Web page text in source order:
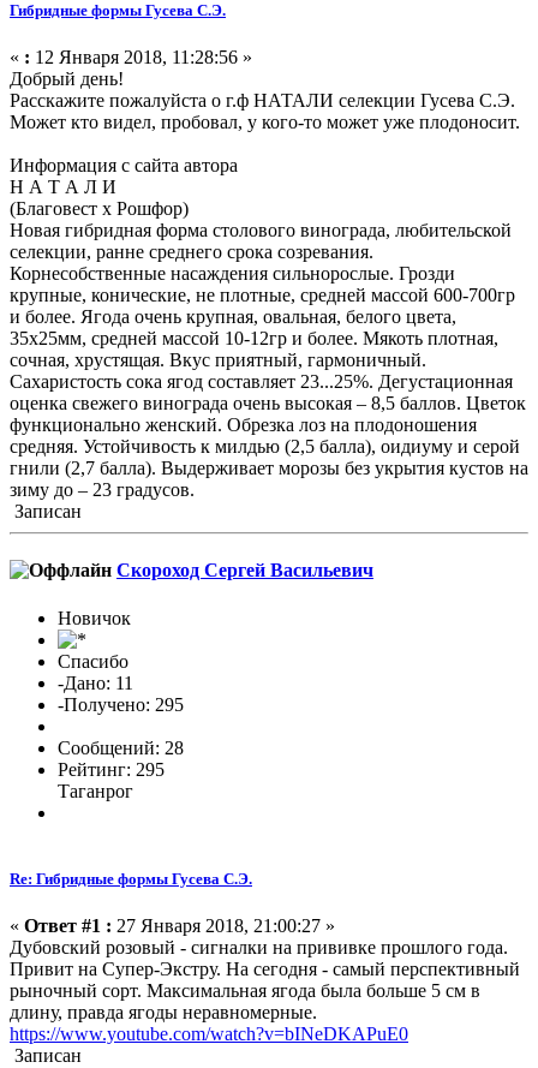
Гибридные формы Гусева С.Э.
« : 12 Января 2018, 11:28:56 »
Добрый день!
Расскажите пожалуйста о г.ф НАТАЛИ селекции Гусева С.Э.
Может кто видел, пробовал, у кого-то может уже плодоносит.
Информация с сайта автора
Н А Т А Л И
(Благовест х Рошфор)
Новая гибридная форма столового винограда, любительской
селекции, ранне среднего срока созревания.
Корнесобственные насаждения сильнорослые. Грозди
крупные, конические, не плотные, средней массой 600-700гр
и более. Ягода очень крупная, овальная, белого цвета,
35х25мм, средней массой 10-12гр и более. Мякоть плотная,
сочная, хрустящая. Вкус приятный, гармоничный.
Сахаристость сока ягод составляет 23...25%. Дегустационная
оценка свежего винограда очень высокая – 8,5 баллов. Цветок
функционально женский. Обрезка лоз на плодоношения
средняя. Устойчивость к милдью (2,5 балла), оидиуму и серой
гнили (2,7 балла). Выдерживает морозы без укрытия кустов на
зиму до – 23 градусов.
Записан
Скороход Сергей Васильевич
Новичок
Спасибо
-Дано: 11
-Получено: 295
Сообщений: 28
Рейтинг: 295
Таганрог
Re: Гибридные формы Гусева С.Э.
« Ответ #1 : 27 Января 2018, 21:00:27 »
Дубовский розовый - сигналки на прививке прошлого года.
Привит на Супер-Экстру. На сегодня - самый перспективный
рыночный сорт. Максимальная ягода была больше 5 см в
длину, правда ягоды неравномерные.
https://www.youtube.com/watch?v=bINeDKAPuE0
Записан